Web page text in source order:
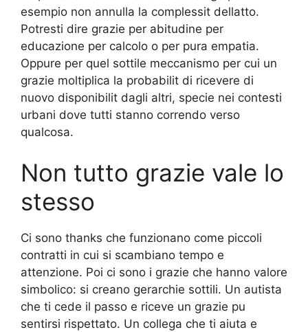
esempio non annulla la complessit dellatto.
Potresti dire grazie per abitudine per
educazione per calcolo o per pura empatia.
Oppure per quel sottile meccanismo per cui un
grazie moltiplica la probabilit di ricevere di
nuovo disponibilit dagli altri, specie nei contesti
urbani dove tutti stanno correndo verso
qualcosa.
Non tutto grazie vale lo
stesso
Ci sono thanks che funzionano come piccoli
contratti in cui si scambiano tempo e
attenzione. Poi ci sono i grazie che hanno valore
simbolico: si creano gerarchie sottili. Un autista
che ti cede il passo e riceve un grazie pu
sentirsi rispettato. Un collega che ti aiuta e